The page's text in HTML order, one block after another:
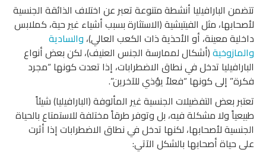
تتضمن البارافيليا أنشطة متنوعة تعبر عن اختلاف الذائقة الجنسية
لأصحابها، مثل الفيتيشية (الاستثارة بسبب أشياء غير حية، كملابس
داخلية معينة، أو الأحذية ذات الكعب العالي)، والسادية
والمازوخية(أشكال لممارسة الجنس العنيف)، لكن بعض أنواع
البارافيليا تدخل في نطاق الاضطرابات، إذا تعدت كونها “مجرد
فكرة” إلى كونها “فعلاً يؤذي للآخرين”.
تعتبر بعض التفضيلات الجنسية غير المألوفة (البارافيليا) شيئاً
طبيعياً ولا مشكلة فيه، بل وتوفر طرقاً مختلفة للاستمتاع بالحياة
الجنسية لأصحابها، لكنها تدخل في نطاق الاضطرابات إذا أثرت
على حياة أصحابها بالشكل الآتي: